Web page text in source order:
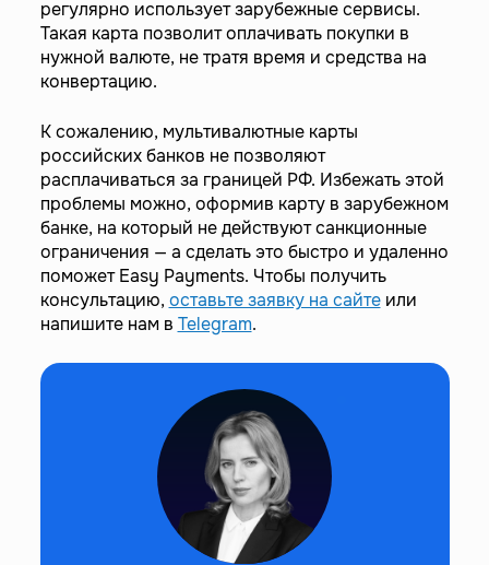
регулярно использует зарубежные сервисы.
Такая карта позволит оплачивать покупки в
нужной валюте, не тратя время и средства на
конвертацию.
К сожалению, мультивалютные карты
российских банков не позволяют
расплачиваться за границей РФ. Избежать этой
проблемы можно, оформив карту в зарубежном
банке, на который не действуют санкционные
ограничения — а сделать это быстро и удаленно
поможет Easy Payments. Чтобы получить
консультацию, оставьте заявку на сайтеили
напишите нам в Telegram.